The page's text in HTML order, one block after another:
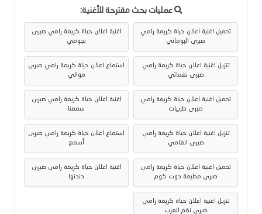
عمليات بحث مقترحة للأغنية:
تحميل اغنية اعلان حياة كريمة رامي
صبرى البوماتي
اغنية اعلان حياة كريمة رامي صبرى
نجومي
تنزيل اغنية اعلان حياة كريمة رامي
صبرى نغماتي
استماع اعلان حياة كريمة رامي صبرى
موالي
تحميل اغنية اعلان حياة كريمة رامي
صبرى طربيات
اغنية اعلان حياة كريمة رامي صبرى
سمعنا
تنزيل اغنية اعلان حياة كريمة رامي
صبرى انغامي
استماع اعلان حياة كريمة رامي صبرى
أسمع
تحميل اغنية اعلان حياة كريمة رامي
صبرى مطبعة دوت كوم
اغنية اعلان حياة كريمة رامي صبرى
دندنها
تنزيل اغنية اعلان حياة كريمة رامي
صبرى نغم العرب